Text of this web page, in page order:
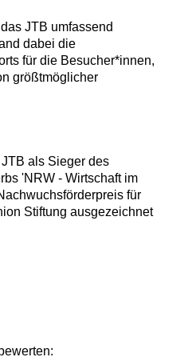
JTB umfassend
dabei die
für die Besucher*innen,
größtmöglicher
als Sieger des
'NRW - Wirtschaft im
für
Stiftung ausgezeichnet
bewerten: